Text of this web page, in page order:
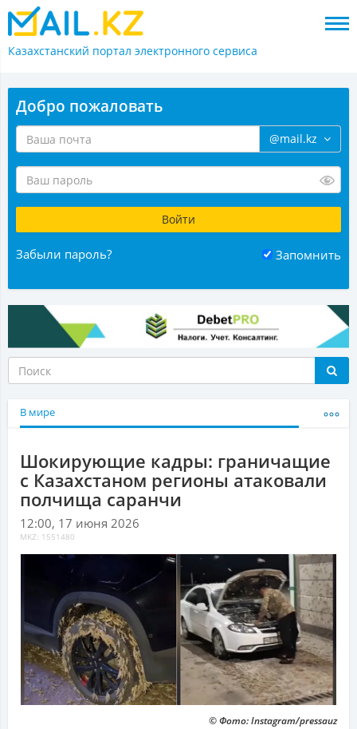
Казахстанский портал электронного сервиса
Добро пожаловать
@mail.kz
Забыли пароль? Запомнить
В мире
Шокирующие кадры: граничащие
с Казахстаном регионы атаковали
полчища саранчи
12:00, 17 июня 2026
MKZ: 1551480
© Фото: Instagram/pressauz